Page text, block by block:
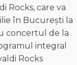
Rocks, care va
în București la
concertul de la
integral
Rocks